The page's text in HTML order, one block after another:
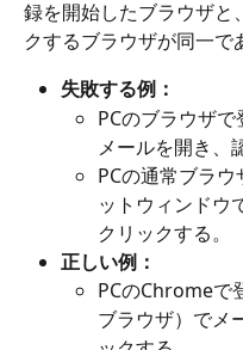
録を開始したブラウザと
クするブラウザが同一で
失敗する例：
PCのブラウザ
メールを開き、
PCの通常ブラ
ットウィンドウ
クリックする。
正しい例：
PCのChromeで
ブラウザ）でメ